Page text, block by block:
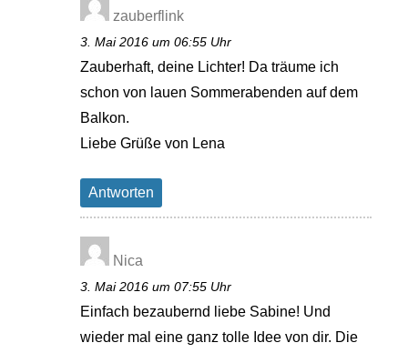
zauberflink
3. Mai 2016 um 06:55 Uhr
Zauberhaft, deine Lichter! Da träume ich
schon von lauen Sommerabenden auf dem
Balkon.
Liebe Grüße von Lena
Antworten
Nica
3. Mai 2016 um 07:55 Uhr
Einfach bezaubernd liebe Sabine! Und
wieder mal eine ganz tolle Idee von dir. Die